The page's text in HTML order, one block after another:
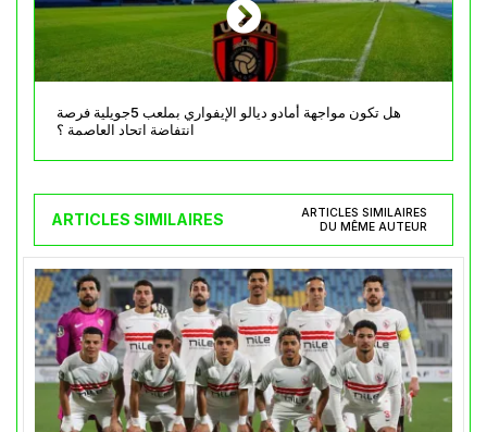
هل تكون مواجهة أمادو ديالو الإيفواري بملعب 5جويلية فرصة
انتفاضة اتحاد العاصمة ؟
ARTICLES SIMILAIRES
ARTICLES SIMILAIRES
DU MÊME AUTEUR